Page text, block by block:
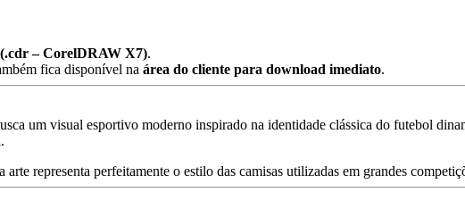
cdr –CorelDRAW X7).
fica disponível na área do cliente para download imediato.
um visual esportivo moderno inspirado na identidade clássica do futebol
.
arte representa perfeitamente o estilo das camisas utilizadas em grandes